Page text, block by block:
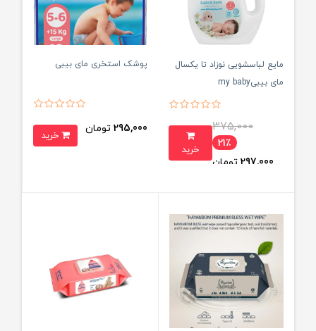
مایع لباسشویی نوزاد تا یکسال
مای بیبیmy baby
375,000
21٪
297,000 تومان
خرید
پوشک استخری مای بیبی
295,000 تومان